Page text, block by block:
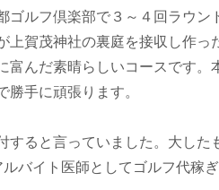
ルフ倶楽部で３～４回ラウン
賀茂神社の裏庭を接収し作っ
んだ素晴らしいコースです。
手に頑張ります。
ると言っていました。大した
バイト医師としてゴルフ代稼